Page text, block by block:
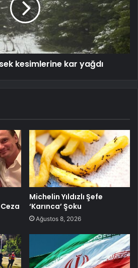
kesimlerine kar yağdı
Ceza
Michelin Yıldızlı Şefe
‘Karınca’ Şoku
Ağustos 8, 2026